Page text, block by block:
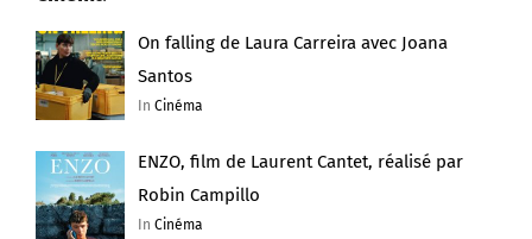
On falling de Laura Carreira avec Joana
Santos
InCinéma
ENZO, film de Laurent Cantet, réalisé par
Robin Campillo
InCinéma